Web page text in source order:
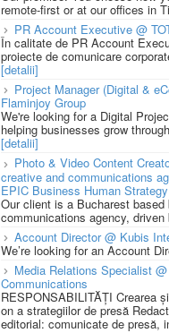
remote-first or at our offices in
PR Account Executive @
În calitate de PR Account
proiecte de comunicare
[detalii]
Project Manager (Digital &
Flaminjoy Group
We're looking for a Digital
helping businesses grow
[detalii]
Photo & Video Content
creative and communications
EPIC Business Human Strategy
Our client is a Bucharest
communications agency, driven
Account Director @ Kubis
We’re looking for an Account
Media Relations Specialist
Communications
RESPONSABILITĂȚI Crearea
on a strategiilor de presă
editorial: comunicate de presă,